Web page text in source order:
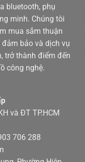
bluetooth, phụ
minh. Chúng tôi
mua sắm thuận
bảo và dịch vụ
trở thành điểm đến
công nghệ.
và ĐT TP.HCM
706 288